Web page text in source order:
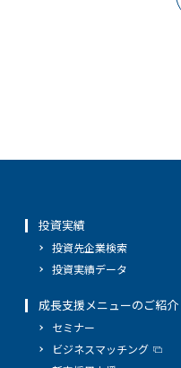
投資実績
投資先企業検索
投資実績データ
成長支援メニューのご紹介
セミナー
ビジネスマッチング